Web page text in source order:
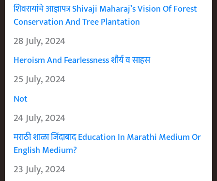
शिवरायांचे आज्ञापत्र Shivaji Maharaj’s Vision Of Forest
Conservation And Tree Plantation
28 July, 2024
Heroism And Fearlessness शौर्य व साहस
25 July, 2024
Not
24 July, 2024
मराठी शाळा जिंदाबाद Education In Marathi Medium Or
English Medium?
23 July, 2024